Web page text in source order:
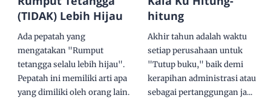
(TIDAK) Lebih Hijau
Ada pepatah yang
mengatakan "Rumput
tetangga selalu lebih hijau".
Pepatah ini memiliki arti apa
yang dimiliki oleh orang lain...
hitung
Akhir tahun adalah waktu
setiap perusahaan untuk
"Tutup buku," baik demi
kerapihan administrasi atau
sebagai pertanggungan ja...